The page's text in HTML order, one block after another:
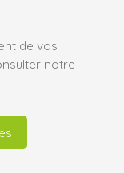
de vos
notre